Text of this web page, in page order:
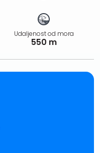
Udaljenost od mora
550 m